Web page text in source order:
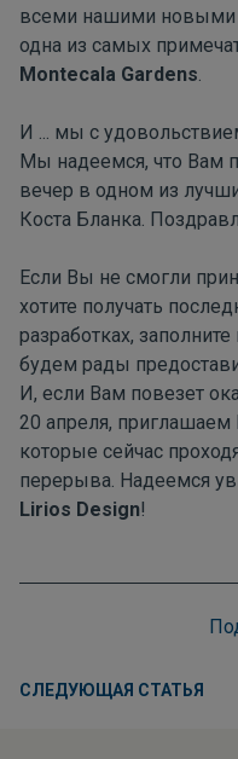
всеми нашими новыми
одна из самых
Montecala Gardens.
И ... мы с
Мы надеемся, что Вам
вечер в одном из
Коста Бланка.
Если Вы не смогли
хотите получать
разработках,
будем рады
И, если Вам повезет
20 апреля,
которые сейчас
перерыва. Надеемся
Lirios Design!
СЛЕДУЮЩАЯ СТАТЬЯ